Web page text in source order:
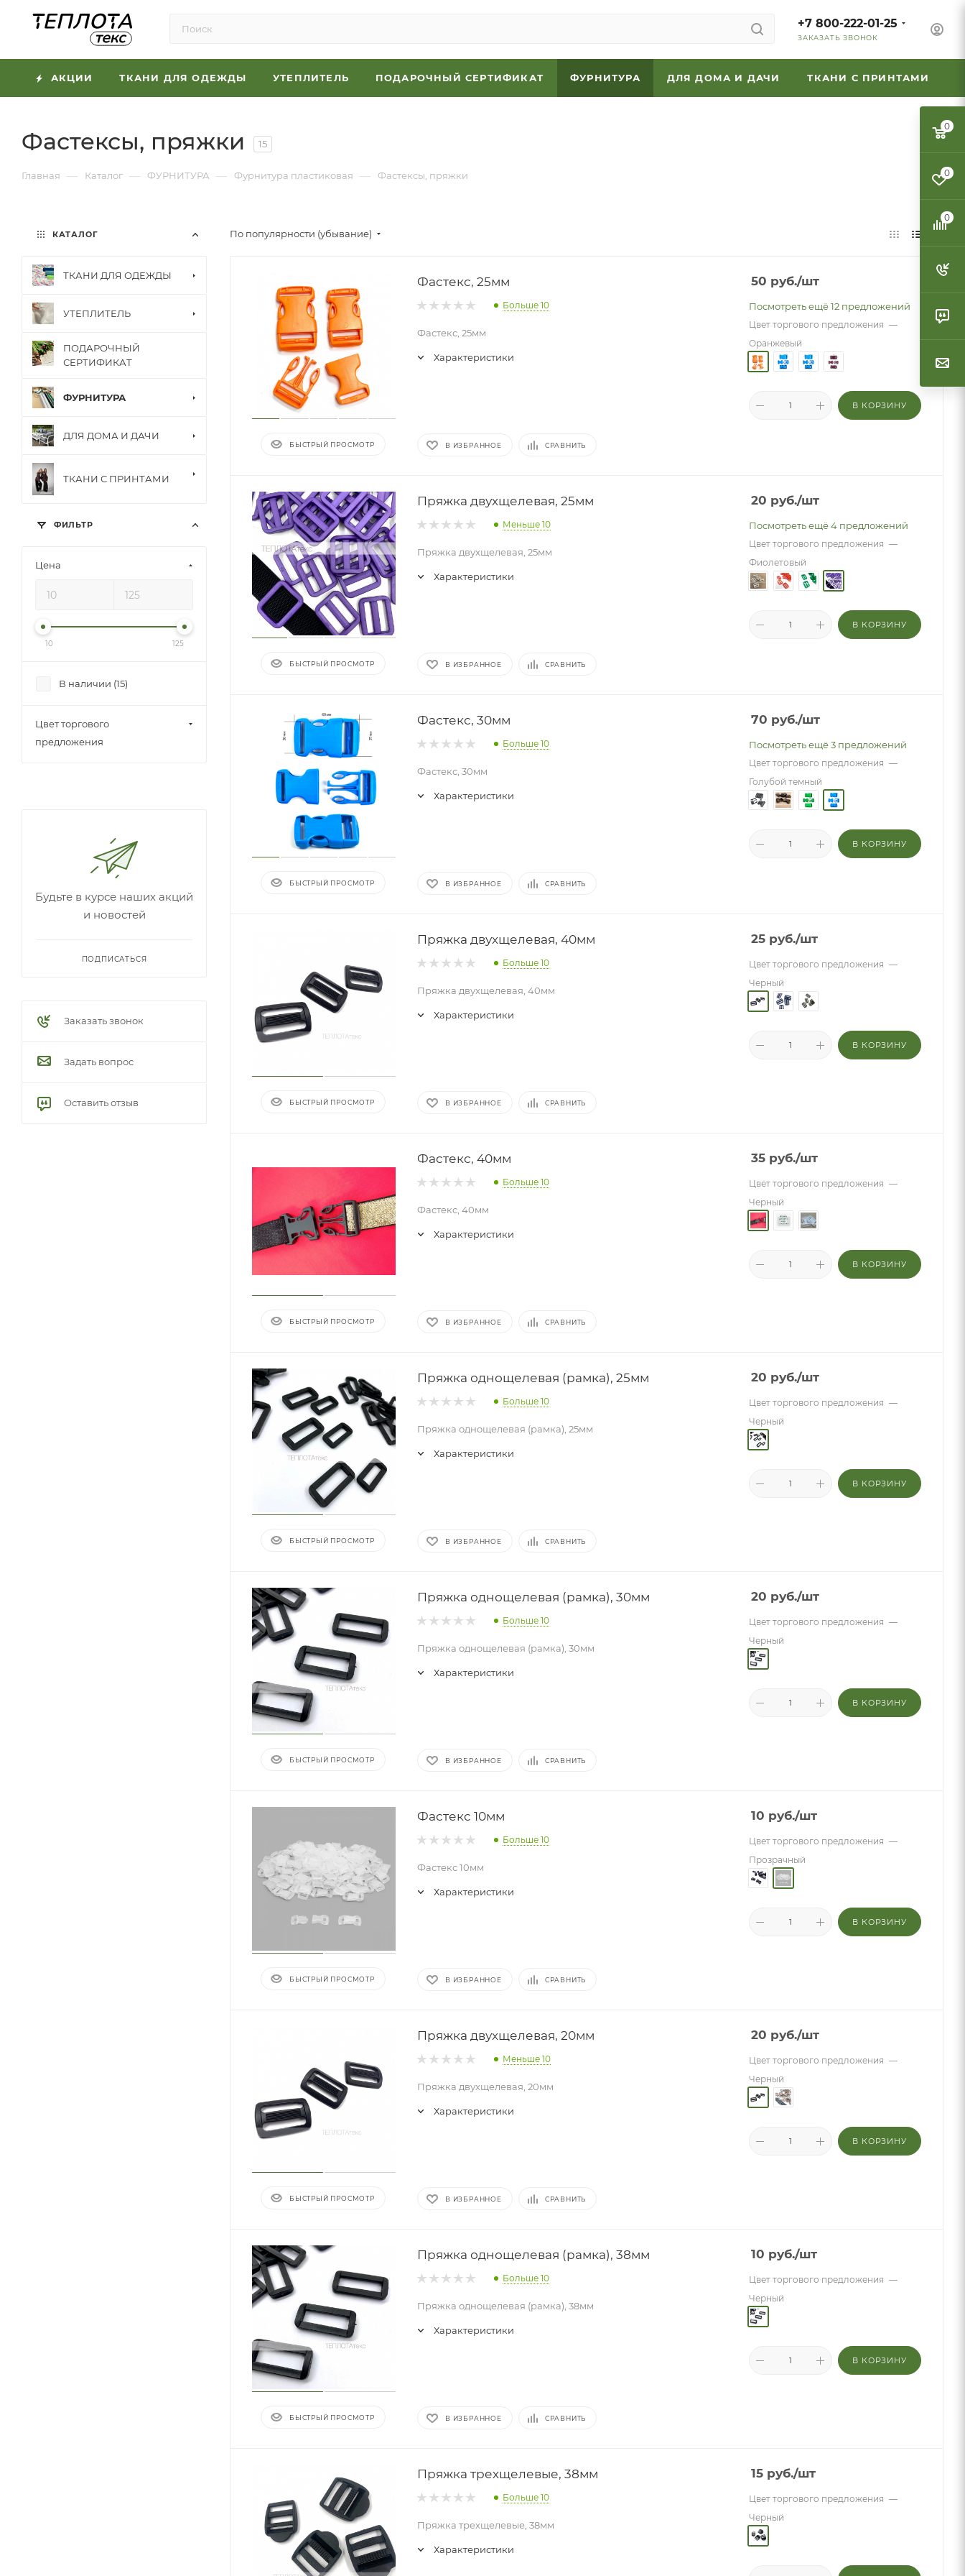
+7 800-222-01-25
ЗАКАЗАТЬ ЗВОНОК
АКЦИИ ТКАНИ ДЛЯ ОДЕЖДЫ УТЕПЛИТЕЛЬ ПОДАРОЧНЫЙ СЕРТИФИКАТ ФУРНИТУРА ДЛЯ ДОМА И ДАЧИ ТКАНИ С ПРИНТАМИ
Фастексы, пряжки 15
Главная — Каталог — ФУРНИТУРА — Фурнитура пластиковая — Фастексы, пряжки
По популярности (убывание)
БЫСТРЫЙ ПРОСМОТР
Фастекс, 25мм
Больше 10
Фастекс, 25мм
Характеристики
В ИЗБРАННОЕ СРАВНИТЬ
50 руб./шт
Посмотреть ещё 12 предложений
Цвет торгового предложения —
Оранжевый
В КОРЗИНУ
БЫСТРЫЙ ПРОСМОТР
Пряжка двухщелевая, 25мм
Меньше 10
Пряжка двухщелевая, 25мм
Характеристики
В ИЗБРАННОЕ СРАВНИТЬ
20 руб./шт
Посмотреть ещё 4 предложений
Цвет торгового предложения —
Фиолетовый
В КОРЗИНУ
БЫСТРЫЙ ПРОСМОТР
Фастекс, 30мм
Больше 10
Фастекс, 30мм
Характеристики
В ИЗБРАННОЕ СРАВНИТЬ
70 руб./шт
Посмотреть ещё 3 предложений
Цвет торгового предложения —
Голубой темный
В КОРЗИНУ
БЫСТРЫЙ ПРОСМОТР
Пряжка двухщелевая, 40мм
Больше 10
Пряжка двухщелевая, 40мм
Характеристики
В ИЗБРАННОЕ СРАВНИТЬ
25 руб./шт
Цвет торгового предложения —
Черный
В КОРЗИНУ
БЫСТРЫЙ ПРОСМОТР
Фастекс, 40мм
Больше 10
Фастекс, 40мм
Характеристики
В ИЗБРАННОЕ СРАВНИТЬ
35 руб./шт
Цвет торгового предложения —
Черный
В КОРЗИНУ
БЫСТРЫЙ ПРОСМОТР
Пряжка однощелевая (рамка), 25мм
Больше 10
Пряжка однощелевая (рамка), 25мм
Характеристики
В ИЗБРАННОЕ СРАВНИТЬ
20 руб./шт
Цвет торгового предложения —
Черный
В КОРЗИНУ
БЫСТРЫЙ ПРОСМОТР
Пряжка однощелевая (рамка), 30мм
Больше 10
Пряжка однощелевая (рамка), 30мм
Характеристики
В ИЗБРАННОЕ СРАВНИТЬ
20 руб./шт
Цвет торгового предложения —
Черный
В КОРЗИНУ
БЫСТРЫЙ ПРОСМОТР
Фастекс 10мм
Больше 10
Фастекс 10мм
Характеристики
В ИЗБРАННОЕ СРАВНИТЬ
10 руб./шт
Цвет торгового предложения —
Прозрачный
В КОРЗИНУ
БЫСТРЫЙ ПРОСМОТР
Пряжка двухщелевая, 20мм
Меньше 10
Пряжка двухщелевая, 20мм
Характеристики
В ИЗБРАННОЕ СРАВНИТЬ
20 руб./шт
Цвет торгового предложения —
Черный
В КОРЗИНУ
БЫСТРЫЙ ПРОСМОТР
Пряжка однощелевая (рамка), 38мм
Больше 10
Пряжка однощелевая (рамка), 38мм
Характеристики
В ИЗБРАННОЕ СРАВНИТЬ
10 руб./шт
Цвет торгового предложения —
Черный
В КОРЗИНУ
Пряжка трехщелевые, 38мм
Больше 10
Пряжка трехщелевые, 38мм
Характеристики
15 руб./шт
Цвет торгового предложения —
Черный
КАТАЛОГ
ТКАНИ ДЛЯ ОДЕЖДЫ
УТЕПЛИТЕЛЬ
ПОДАРОЧНЫЙ
СЕРТИФИКАТ
ФУРНИТУРА
ДЛЯ ДОМА И ДАЧИ
ТКАНИ С ПРИНТАМИ
ФИЛЬТР
Цена
10 125
В наличии (15)
Цвет торгового
предложения
Будьте в курсе наших акций
и новостей
ПОДПИСАТЬСЯ
Заказать звонок
Задать вопрос
Оставить отзыв
0
0
0